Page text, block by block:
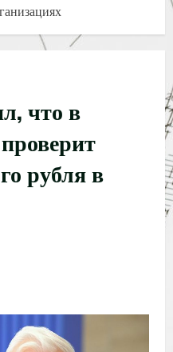
что в
рубля в